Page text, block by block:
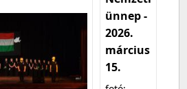
ünnep -
2026.
március
15.